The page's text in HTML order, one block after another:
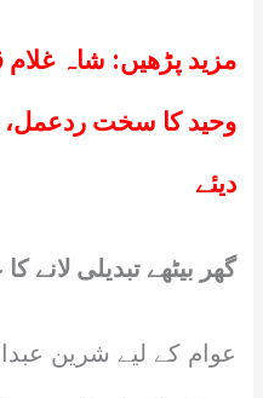
مزید پڑھیں: شاہ غلام
وحید کا سخت ردعمل،
دیئے
گھر بیٹھے تبدیلی لانے
عوام کے لیے شرین